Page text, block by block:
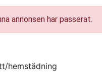
annonsen har passerat.
hemstädning